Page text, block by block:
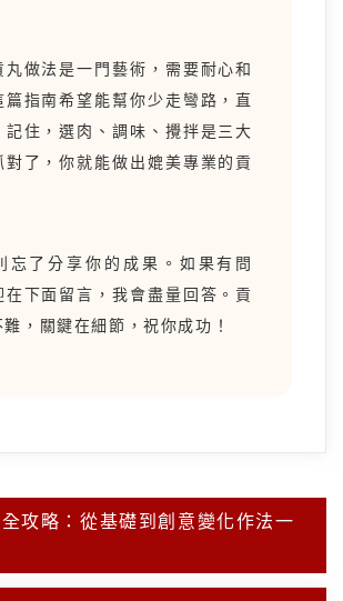
丸做法是一門藝術，需要耐心和
篇指南希望能幫你少走彎路，直
記住，選肉、調味、攪拌是三大
對了，你就能做出媲美專業的貢
忘了分享你的成果。如果有問
在下面留言，我會盡量回答。貢
，關鍵在細節，祝你成功！
攻略：從基礎到創意變化作法一